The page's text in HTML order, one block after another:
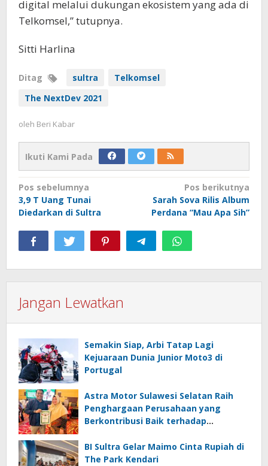
digital melalui dukungan ekosistem yang ada di
Telkomsel,” tutupnya.
Sitti Harlina
Ditag sultra
Telkomsel
The NextDev 2021
oleh Beri Kabar
Ikuti Kami Pada
Navigasi
pos
Pos sebelumnya
3,9 T Uang Tunai
Diedarkan di Sultra
Pos berikutnya
Sarah Sova Rilis Album
Perdana “Mau Apa Sih”
Jangan Lewatkan
Semakin Siap, Arbi Tatap Lagi
Kejuaraan Dunia Junior Moto3 di
Portugal
Astra Motor Sulawesi Selatan Raih
Penghargaan Perusahaan yang
Berkontribusi Baik terhadap
BI Sultra Gelar Maimo Cinta Rupiah di
The Park Kendari